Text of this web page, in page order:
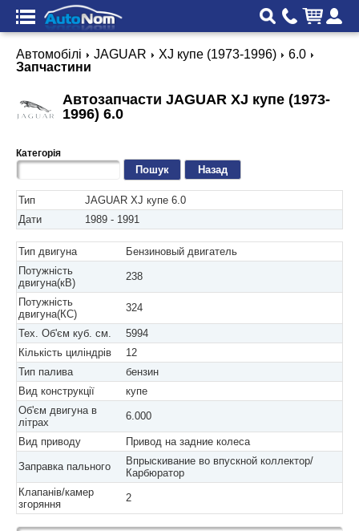
Автомобілі JAGUAR XJ купе (1973-1996)
6.0
Запчастини
Автозапчасти JAGUAR XJ купе (1973-
1996) 6.0
Категорія
Назад
Тип
JAGUAR XJ купе 6.0
Дати
1989 - 1991
Тип двигуна
Бензиновый двигатель
Потужність
двигуна(кВ)
238
Потужність
двигуна(КС)
324
Тех. Об'єм куб. см.
5994
Кількість циліндрів
12
Тип палива
бензин
Вид конструкції
купе
Об'єм двигуна в
літрах
6.000
Вид приводу Привод на задние колеса
Заправка пального
Впрыскивание во впускной коллектор/
Карбюратор
Клапанів/камер
згоряння
2